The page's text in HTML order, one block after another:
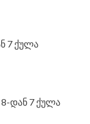
7 ქულა
8-დან 7 ქულა